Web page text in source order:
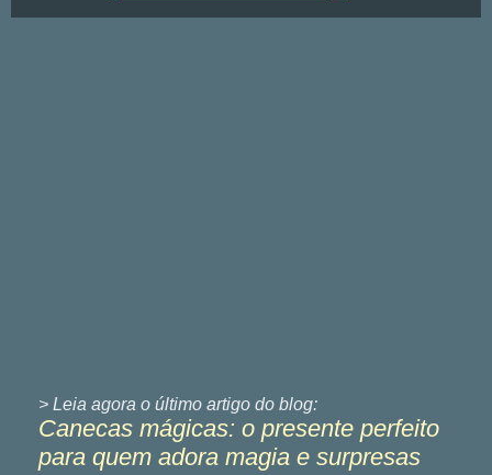
> Leia agora o último artigo do blog:
Canecas mágicas: o presente perfeito
para quem adora magia e surpresas